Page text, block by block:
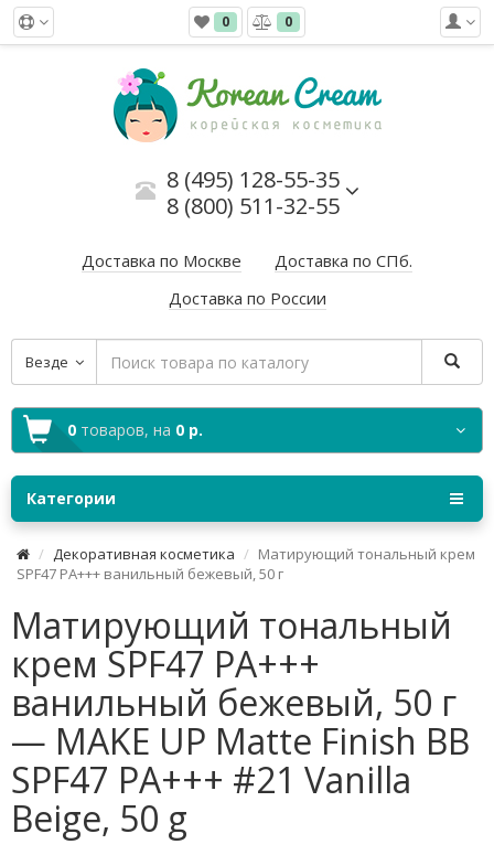
0 0
8 (495) 128-55-35
8 (800) 511-32-55
Доставка по Москве
Доставка по СПб.
Доставка по России
Везде
0 товаров, на 0 р.
Категории
Декоративная косметика
Матирующий тональный крем
SPF47 PA+++ ванильный бежевый, 50 г
Матирующий тональный
крем SPF47 PA+++
ванильный бежевый, 50 г
— MAKE UP Matte Finish BB
SPF47 PA+++ #21 Vanilla
Beige, 50 g